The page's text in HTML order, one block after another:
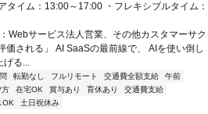
タイム：13:00～17:00 ・フレキシブルタイム：
Webサービス法人営業、その他カスタマーサク
される」 AI SaaSの最前線で、 AIを使い倒し
げる...
転勤なし フルリモート 交通費全額支給
午前
方 在宅OK 賞与あり 育休あり
交通費支給
OK 土日祝休み